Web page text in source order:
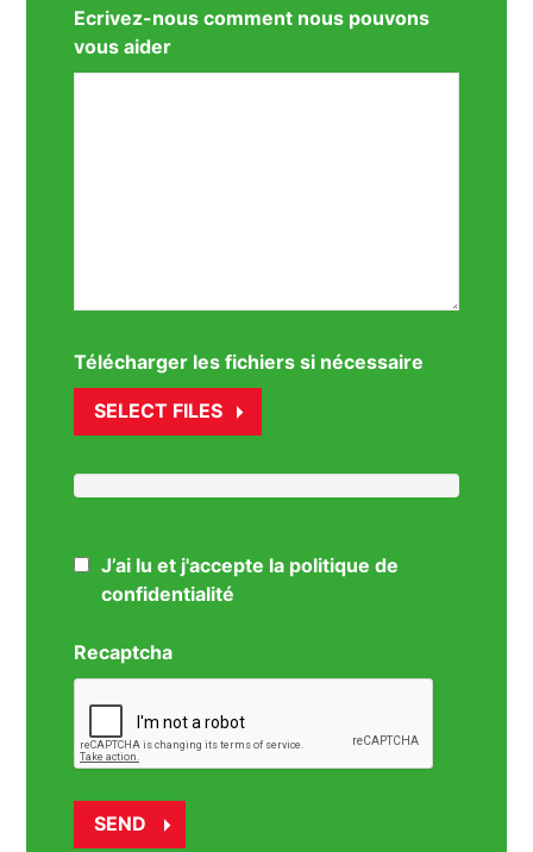
Ecrivez-nous comment nous pouvons
vous aider
Télécharger les fichiers si nécessaire
SELECT FILES
J’ai lu et j'accepte la politique de
confidentialité
Recaptcha